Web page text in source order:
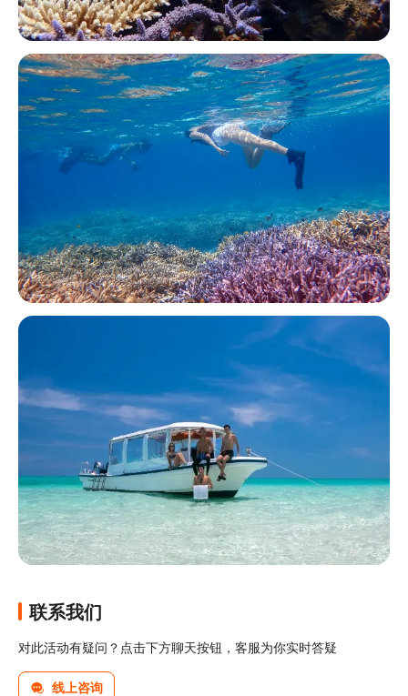
联系我们
对此活动有疑问？点击下方聊天按钮，客服为你实时答疑
线上咨询